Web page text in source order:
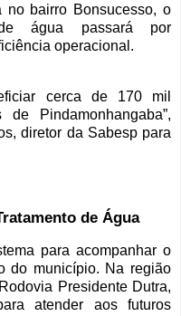
no bairro Bonsucesso, o
água passará por
operacional.
cerca de 170 mil
Pindamonhangaba”,
diretor da Sabesp para
de Água
para acompanhar o
do município. Na região
Presidente Dutra,
atender aos futuros